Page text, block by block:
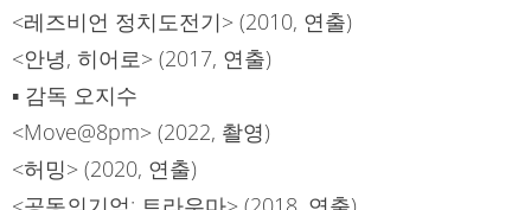
<레즈비언 정치도전기> (2010, 연출)
<안녕, 히어로> (2017, 연출)
▪ 감독 오지수
<Move@8pm> (2022, 촬영)
<허밍> (2020, 연출)